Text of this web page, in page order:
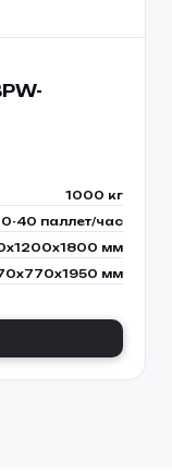
1000 кг
40 паллет/час
мм
мм